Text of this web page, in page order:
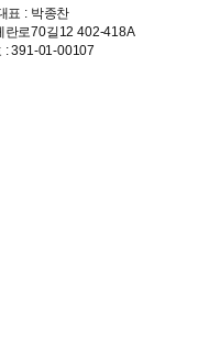
표 : 박종찬
란로70길12 402-418A
: 391-01-00107